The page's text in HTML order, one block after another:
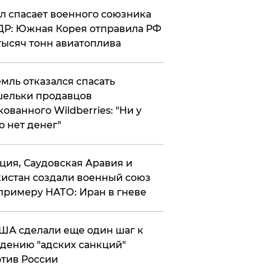
спасает военного союзника
Южная Корея отправила РФ
тонн авиатоплива
отказался спасать
продавцов
Wildberries: "Ни у
нет денег"
Саудовская Аравия и
создали военный союз
НАТО: Иран в гневе
сделали еще один шаг к
"адских санкций"
России